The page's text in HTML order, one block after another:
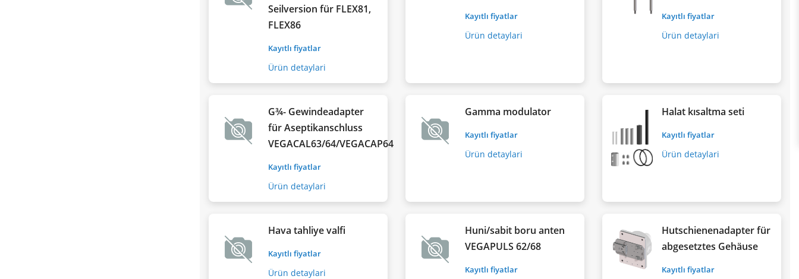
Seilversion für FLEX81,
FLEX86
Kayıtlı fiyatlar
Ürün detaylari
Kayıtlı fiyatlar
Ürün detaylari
Kayıtlı fiyatlar
Ürün detaylari
G¾- Gewindeadapter
für Aseptikanschluss
VEGACAL63/64/VEGACAP64
Kayıtlı fiyatlar
Ürün detaylari
Gamma modulator
Kayıtlı fiyatlar
Ürün detaylari
Halat kısaltma seti
Kayıtlı fiyatlar
Ürün detaylari
Hava tahliye valfi
Kayıtlı fiyatlar
Ürün detaylari
Huni/sabit boru anten
VEGAPULS 62/68
Kayıtlı fiyatlar
Hutschienenadapter für
abgesetztes Gehäuse
Kayıtlı fiyatlar